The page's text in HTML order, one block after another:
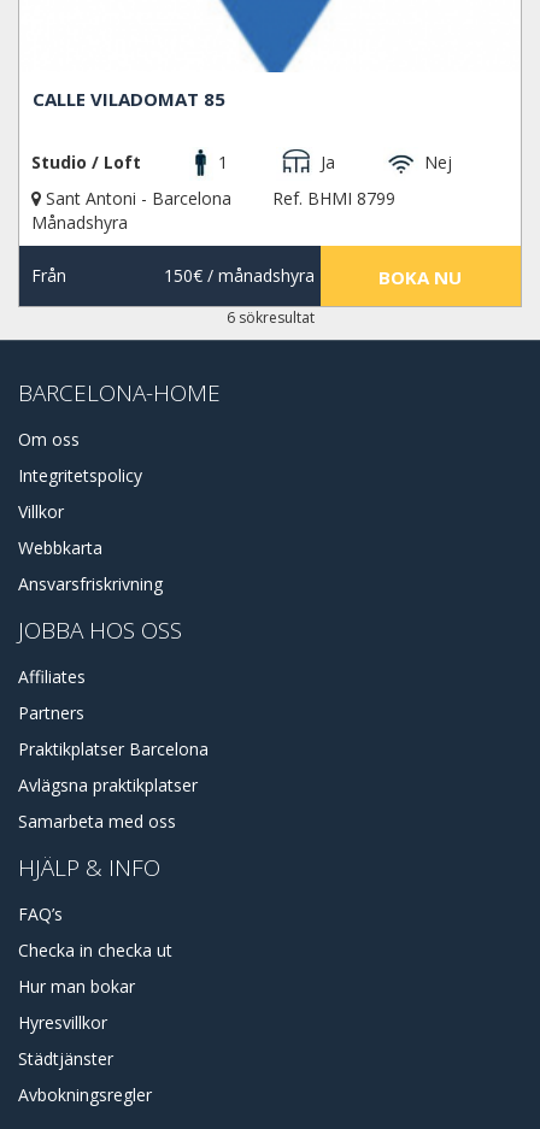
CALLE VILADOMAT 85
Studio / Loft 1 Ja
Nej
Sant Antoni - Barcelona
Ref. BHMI 8799
Månadshyra
Från 150€/ månadshyra BOKA NU
6 sökresultat
BARCELONA-HOME
Om oss
Integritetspolicy
Villkor
Webbkarta
Ansvarsfriskrivning
JOBBA HOS OSS
Affiliates
Partners
Praktikplatser Barcelona
Avlägsna praktikplatser
Samarbeta med oss
HJÄLP & INFO
FAQ’s
Checka in checka ut
Hur man bokar
Hyresvillkor
Städtjänster
Avbokningsregler